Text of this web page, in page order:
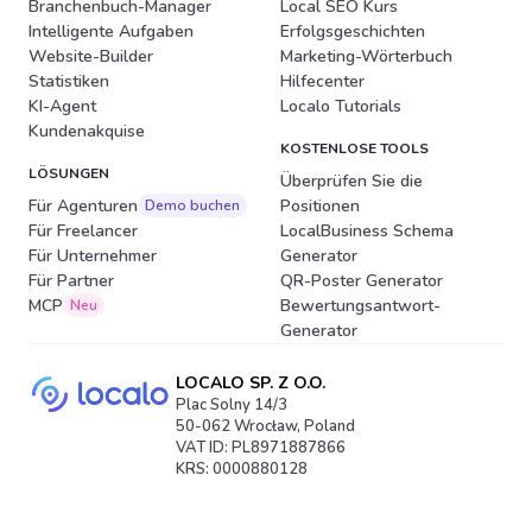
Branchenbuch-Manager
Intelligente Aufgaben
Website-Builder
Statistiken
KI-Agent
Kundenakquise
LÖSUNGEN
Für Agenturen Demo buchen
Für Freelancer
Für Unternehmer
Für Partner
MCP Neu
Local SEO Kurs
Erfolgsgeschichten
Marketing-Wörterbuch
Hilfecenter
Localo Tutorials
KOSTENLOSE TOOLS
Überprüfen Sie die
Positionen
LocalBusiness Schema
Generator
QR-Poster Generator
Bewertungsantwort-
Generator
LOCALO SP. Z O.O.
Plac Solny 14/3
50-062 Wrocław, Poland
VAT ID: PL8971887866
KRS: 0000880128